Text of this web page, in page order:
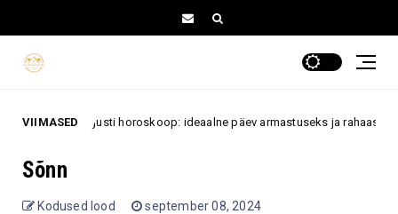
VIIMASED6. augusti horoskoop: ideaalne päev armastuseks ja rahaasjade
Sõnn
Kodused lood september 08, 2024